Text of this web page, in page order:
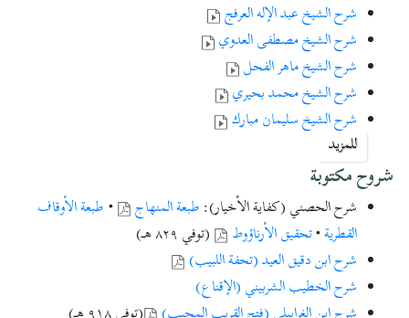
شرح الشيخ عبد الإله العرفج
شرح الشيخ مصطفى العدوي
شرح الشيخ ماهر الفحل
شرح الشيخ محمد بحيري
شرح الشيخ سليمان مبارك
شرح الشيخ محمد باصالح
شرح الشيخ محمد الرهوان
شرح الشيخ سليم علوان
شرح الشيخ علي موسى
شرح الشيخ هشام البيلي
شرح الشيخ عبد الله الكمالي
شرح الشيخ محمد عبد الغفار
للمزيد
شروح مكتوبة
شرح الحصني (كفاية الأخيار): طبعة المنهاج • طبعة الأوقاف
القطرية•تحقيق الأرناؤوط
(توفي ٨٢٩ هـ)
شرح ابن دقيق العيد (تحفة اللبيب)
شرح الخطيب الشربيني (الإقناع)